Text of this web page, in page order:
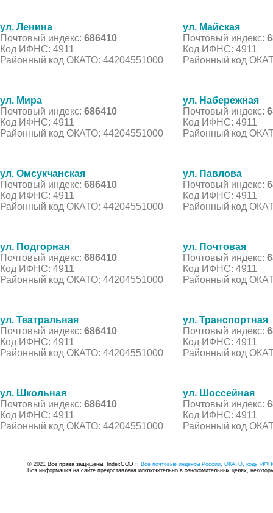
ул. Ленина
Почтовый индекс: 686410
Код ИФНС: 4911
Районный код ОКАТО: 44204551000
ул. Майская
Почтовый индекс:
Код ИФНС: 4911
Районный код
ул. Мира
Почтовый индекс: 686410
Код ИФНС: 4911
Районный код ОКАТО: 44204551000
ул. Набережная
Почтовый индекс:
Код ИФНС: 4911
Районный код
ул. Омсукчанская
Почтовый индекс: 686410
Код ИФНС: 4911
Районный код ОКАТО: 44204551000
ул. Павлова
Почтовый индекс:
Код ИФНС: 4911
Районный код
ул. Подгорная
Почтовый индекс: 686410
Код ИФНС: 4911
Районный код ОКАТО: 44204551000
ул. Почтовая
Почтовый индекс:
Код ИФНС: 4911
Районный код
ул. Театральная
Почтовый индекс: 686410
Код ИФНС: 4911
Районный код ОКАТО: 44204551000
ул. Транспортная
Почтовый индекс:
Код ИФНС: 4911
Районный код
ул. Школьная
Почтовый индекс: 686410
Код ИФНС: 4911
Районный код ОКАТО: 44204551000
ул. Шоссейная
Почтовый индекс:
Код ИФНС: 4911
Районный код
© 2021 Все права защищены. IndexCOD :: Все почтовые индексы России, ОКАТО, коды
Вся информация на сайте предоставлена исключительно в ознокомительных целях,